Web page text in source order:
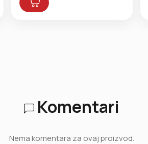
Komentari
Nema komentara za ovaj proizvod.